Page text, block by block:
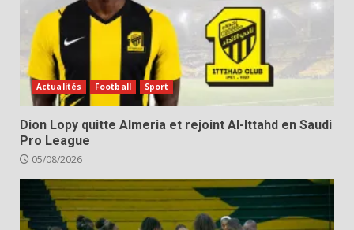
Actualités Football Sport
Dion Lopy quitte Almeria et rejoint Al-Ittahd en Saudi
Pro League
05/08/2026